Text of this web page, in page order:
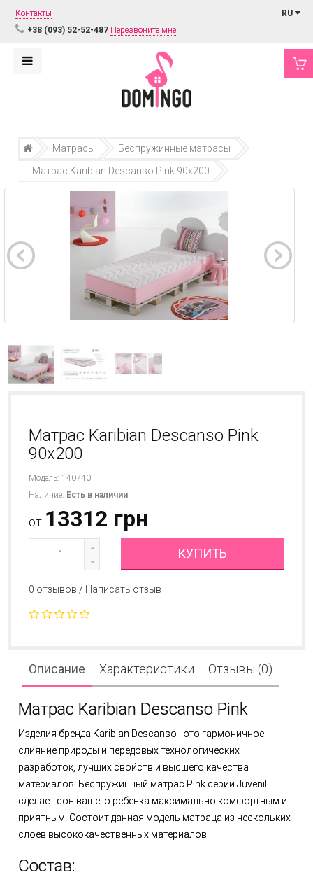
Контакты
+38 (093) 52-52-487 Перезвоните мне
RU
Матрасы
Беспружинные матрасы
Матрас Karibian Descanso Pink 90х200
Матрас Karibian Descanso Pink
90х200
Модель: 140740
Наличие: Есть в наличии
от 13312 грн
КУПИТЬ
0 отзывов / Написать отзыв
Описание Характеристики Отзывы (0)
Матрас Karibian Descanso Pink
Изделия бренда Karibian Descanso - это гармоничное
слияние природы и передовых технологических
разработок, лучших свойств и высшего качества
материалов. Беспружинный матрас Pink серии Juvenil
сделает сон вашего ребенка максимально комфортным и
приятным. Состоит данная модель матраца из нескольких
слоев высококачественных материалов.
Состав: